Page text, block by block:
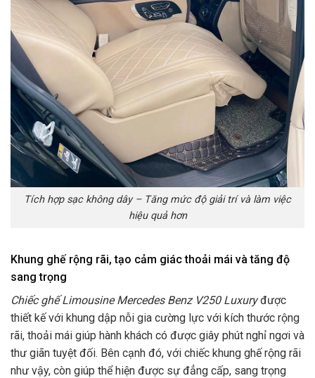
Tích hợp sạc không dây – Tăng mức độ giải trí và làm việc
hiệu quả hơn
Khung ghế rộng rãi, tạo cảm giác thoải mái và tăng độ
sang trọng
Chiếc ghế Limousine Mercedes Benz V250 Luxuryđược
thiết kế với khung dập nỗi gia cường lực với kích thước rộng
rãi, thoải mái giúp hành khách có được giây phút nghỉ ngơi và
thư giãn tuyệt đối. Bên cạnh đó, với chiếc khung ghế rộng rãi
như vậy, còn giúp thể hiện được sự đẳng cấp, sang trọng